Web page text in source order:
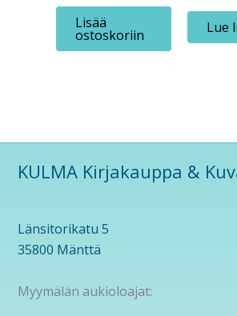
Lisää
ostoskoriin Lue
KULMA Kirjakauppa &
Länsitorikatu 5
35800 Mänttä
Myymälän aukioloajat: